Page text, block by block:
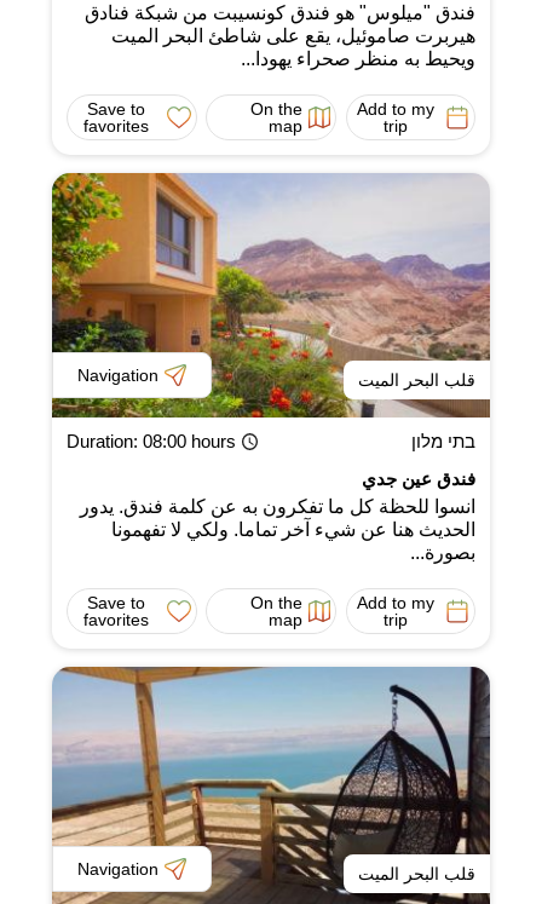
فندق "ميلوس" هو فندق كونسيبت من شبكة فنادق
هيربرت صاموئيل، يقع على شاطئ البحر الميت
ويحيط به منظر صحراء يهودا...
Add to my
trip
On the
map
Save to
favorites
قلب البحر الميت Navigation
בתי מלון Duration: 08:00 hours
فندق عين جدي
انسوا للحظة كل ما تفكرون به عن كلمة فندق. يدور
الحديث هنا عن شيء آخر تماما. ولكي لا تفهمونا
بصورة...
Add to my
trip
On the
map
Save to
favorites
قلب البحر الميت Navigation